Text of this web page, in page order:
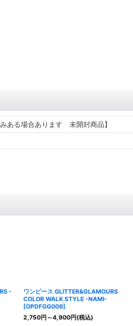
みある場合あります 未開封商品】
-
ワンピース GLITTER&GLAMOURS
COLOR WALK STYLE -NAMI-
[OPDFGG009]
2,750円 ～4,900円(税込)